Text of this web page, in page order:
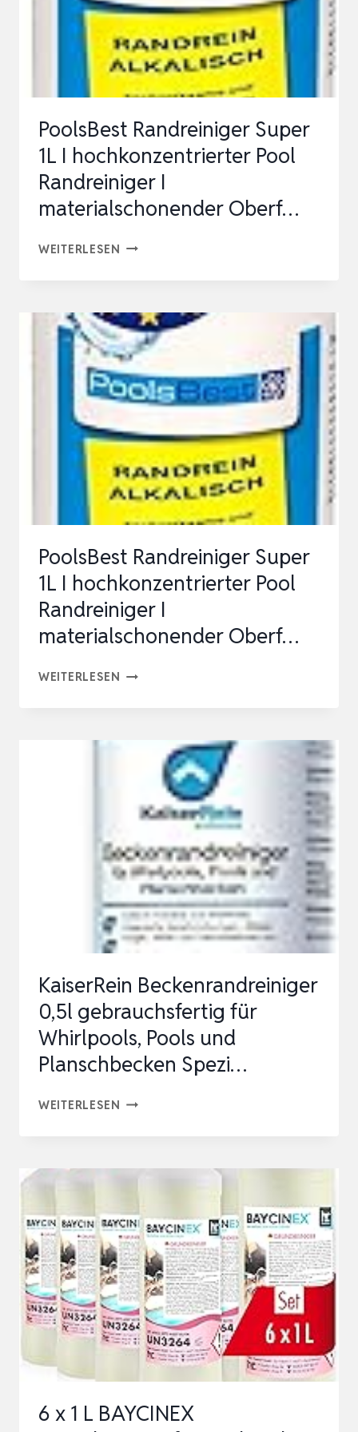
PoolsBest Randreiniger Super
1L I hochkonzentrierter Pool
Randreiniger I
materialschonender Oberf…
WEITERLESEN POOLSBEST
1L
I
HOCHKONZENTRIERTER
POOL
I
MATERIALSCHONENDER
OBERF…
PoolsBest Randreiniger Super
1L I hochkonzentrierter Pool
Randreiniger I
materialschonender Oberf…
WEITERLESEN POOLSBEST
HOCHKONZENTRIERTER
POOL
RANDREINIGER
I
MATERIALSCHONENDER
OBERF…
KaiserRein Beckenrandreiniger
0,5l gebrauchsfertig für
Whirlpools, Pools und
Planschbecken Spezi…
WEITERLESEN KAISERREIN
GEBRAUCHSFERTIG
WHIRLPOOLS,
POOLS
UND
PLANSCHBECKEN
SPEZI…
6 x 1 L BAYCINEX